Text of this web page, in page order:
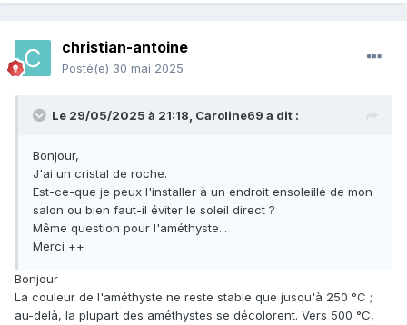
christian-antoine
Posté(e) 30 mai 2025
Le 29/05/2025 à 21:18, Caroline69 a dit :
Bonjour,
J'ai un cristal de roche.
Est-ce-que je peux l'installer à un endroit ensoleillé de mon
salon ou bien faut-il éviter le soleil direct ?
Même question pour l'améthyste...
Merci ++
Bonjour
La couleur de l'améthyste ne reste stable que jusqu'à 250 °C ;
au-delà, la plupart des améthystes se décolorent. Vers 500 °C,